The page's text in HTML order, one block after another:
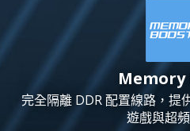
Memory
完全隔離 DDR 配置線路，提
遊戲與超